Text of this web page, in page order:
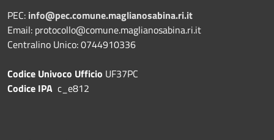
PEC: info@pec.comune.maglianosabina.ri.it
Email: protocollo@comune.maglianosabina.ri.it
Centralino Unico: 0744910336
Codice Univoco Ufficio UF37PC
Codice IPA c_e812